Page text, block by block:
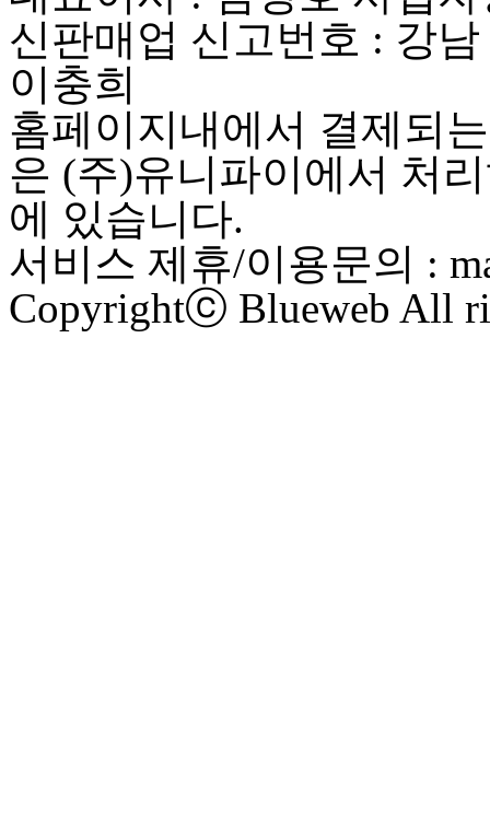
신판매업 신고번호 : 강
이충희
홈페이지내에서 결제되
은 (주)유니파이에서 처
에 있습니다.
서비스 제휴/이용문의 :
Copyrightⓒ Blueweb All